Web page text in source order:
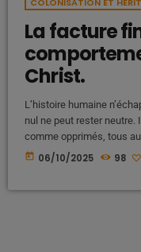
COLONISATION ET
La facture
Christ.
L’histoire humaine
nul ne peut rester
comme opprimés, tous
facture finale du
today 06/10/2025 98